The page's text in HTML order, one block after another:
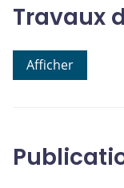
Travaux
Afficher